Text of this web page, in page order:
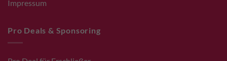
Impressum
Pro Deals & Sponsoring